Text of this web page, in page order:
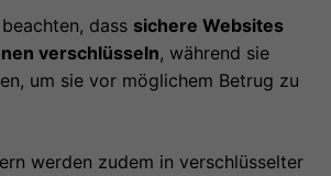
dass sichere Websites
verschlüsseln, während sie
um sie vor möglichem Betrug zu
werden zudem in verschlüsselter